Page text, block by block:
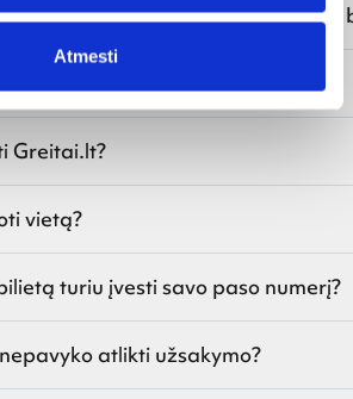
Atmesti
vietas galiu pasirinkti atlikdamas
Greitai.lt?
vietą?
turiu įvesti savo paso numerį?
atlikti užsakymo?